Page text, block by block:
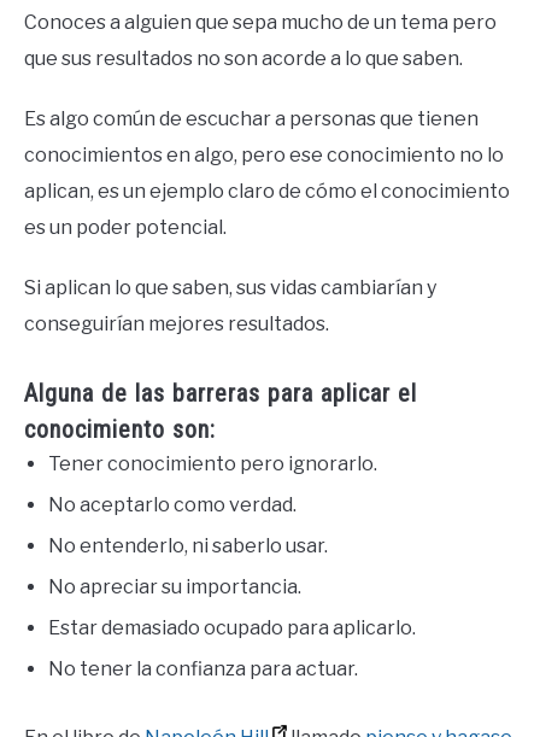
Conoces a alguien que sepa mucho de un tema pero
que sus resultados no son acorde a lo que saben.
Es algo común de escuchar a personas que tienen
conocimientos en algo, pero ese conocimiento no lo
aplican, es un ejemplo claro de cómo el conocimiento
es un poder potencial.
Si aplican lo que saben, sus vidas cambiarían y
conseguirían mejores resultados.
Alguna de las barreras para aplicar el
conocimiento son:
Tener conocimiento pero ignorarlo.
No aceptarlo como verdad.
No entenderlo, ni saberlo usar.
No apreciar su importancia.
Estar demasiado ocupado para aplicarlo.
No tener la confianza para actuar.